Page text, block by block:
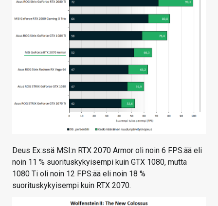
Deus Ex:ssä MSI:n RTX 2070 Armor oli noin 6 FPS:ää eli
noin 11 % suorituskykyisempi kuin GTX 1080, mutta
1080 Ti oli noin 12 FPS:ää eli noin 18 %
suorituskykyisempi kuin RTX 2070.